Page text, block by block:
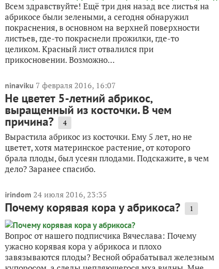
Всем здравствуйте! Ещё три дня назад все листья на
абрикосе были зелеными, а сегодня обнаружил
покраснения, в основном на верхней поверхности
листьев, где-то покраснели прожилки, где-то
целиком. Красный лист отвалился при
прикосновении. Возможно...
ninaviku 7 февраля 2016, 16:07
Не цветет 5-летний абрикос,
выращенный из косточки. В чем
причина? 4
Вырастила абрикос из косточки. Ему 5 лет, но не
цветет, хотя материнское растение, от которого
брала плоды, был усеян плодами. Подскажите, в чем
дело? Заранее спасибо.
irindom 24 июля 2016, 23:35
Почему корявая кора у абрикоса? 1
Вопрос от нашего подписчика Вячеслава: Почему
ужасно корявая кора у абрикоса и плохо
завязываются плоды? Весной обрабатывал железным